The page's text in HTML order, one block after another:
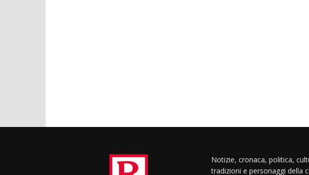
Notizie, cronaca, politica,
tradizioni e personaggi della